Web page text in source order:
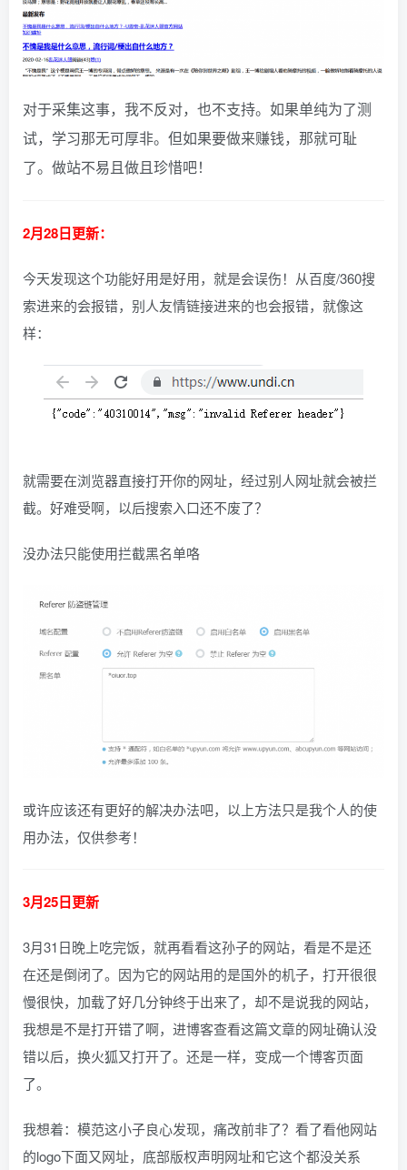
对于采集这事，我不反对，也不支持。如果单纯为了测
试，学习那无可厚非。但如果要做来赚钱，那就可耻
了。做站不易且做且珍惜吧！
2月28日更新：
今天发现这个功能好用是好用，就是会误伤！从百度/360搜
索进来的会报错，别人友情链接进来的也会报错，就像这
样：
就需要在浏览器直接打开你的网址，经过别人网址就会被拦
截。好难受啊，以后搜索入口还不废了？
没办法只能使用拦截黑名单咯
或许应该还有更好的解决办法吧，以上方法只是我个人的使
用办法，仅供参考！
3月25日更新
3月31日晚上吃完饭，就再看看这孙子的网站，看是不是还
在还是倒闭了。因为它的网站用的是国外的机子，打开很很
慢很快，加载了好几分钟终于出来了，却不是说我的网站，
我想是不是打开错了啊，进博客查看这篇文章的网址确认没
错以后，换火狐又打开了。还是一样，变成一个博客页面
了。
我想着：模范这小子良心发现，痛改前非了？看了看他网站
的logo下面又网址，底部版权声明网址和它这个都没关系